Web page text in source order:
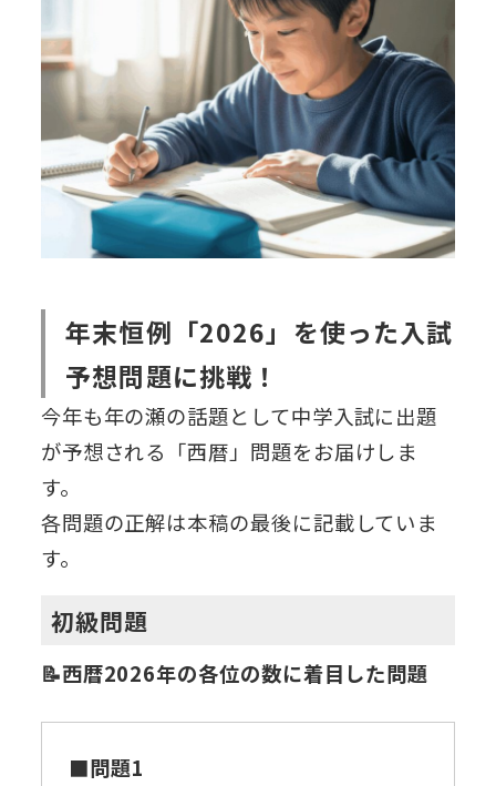
年末恒例「2026」を使った入試
予想問題に挑戦！
今年も年の瀬の話題として中学入試に出題
が予想される「西暦」問題をお届けしま
す。
各問題の正解は本稿の最後に記載していま
す。
初級問題
📝西暦2026年の各位の数に着目した問題
■問題1